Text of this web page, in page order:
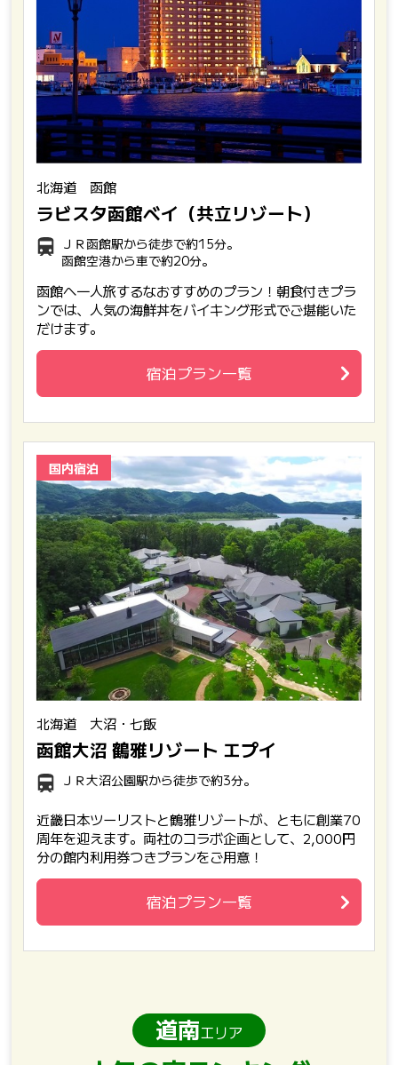
北海道 函館
ラビスタ函館ベイ（共立リゾート）
ＪＲ函館駅から徒歩で約15分。
函館空港から車で約20分。
函館へ一人旅するなおすすめのプラン！朝食付きプラ
ンでは、人気の海鮮丼をバイキング形式でご堪能いた
だけます。
宿泊プラン一覧
国内宿泊
北海道 大沼・七飯
函館大沼 鶴雅リゾート エプイ
ＪＲ大沼公園駅から徒歩で約3分。
近畿日本ツーリストと鶴雅リゾートが、ともに創業70
周年を迎えます。両社のコラボ企画として、2,000円
分の館内利用券つきプランをご用意！
宿泊プラン一覧
道南エリア